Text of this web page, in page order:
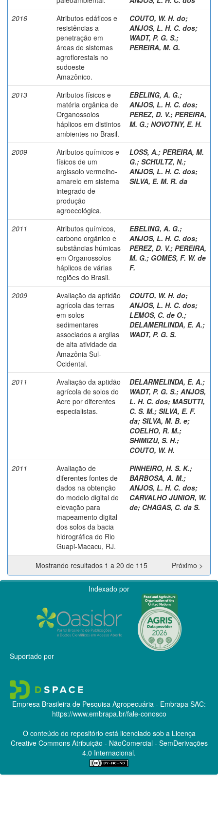
2016
Atributos edáficos e
resistências a
penetração em
áreas de sistemas
agroflorestais no
sudoeste
Amazônico.
COUTO, W. H. do;
ANJOS, L. H. C. dos;
WADT, P. G. S.;
PEREIRA, M. G.
2013
Atributos físicos e
matéria orgânica de
Organossolos
háplicos em distintos
ambientes no Brasil.
EBELING, A. G.;
ANJOS, L. H. C. dos;
PEREZ, D. V.; PEREIRA,
M. G.; NOVOTNY, E. H.
2009
Atributos químicos e
físicos de um
argissolo vermelho-
amarelo em sistema
integrado de
produção
agroecológica.
LOSS, A.; PEREIRA, M.
G.; SCHULTZ, N.;
ANJOS, L. H. C. dos;
SILVA, E. M. R. da
2011
Atributos químicos,
carbono orgânico e
substâncias húmicas
em Organossolos
háplicos de várias
regiões do Brasil.
EBELING, A. G.;
ANJOS, L. H. C. dos;
PEREZ, D. V.; PEREIRA,
M. G.; GOMES, F. W. de
F.
2009
Avaliação da aptidão
agrícola das terras
em solos
sedimentares
associados a argilas
de alta atividade da
Amazônia Sul-
Ocidental.
COUTO, W. H. do;
ANJOS, L. H. C. dos;
LEMOS, C. de O.;
DELAMERLINDA, E. A.;
WADT, P. G. S.
2011
Avaliação da aptidão
agrícola de solos do
Acre por diferentes
especialistas.
DELARMELINDA, E. A.;
WADT, P. G. S.; ANJOS,
L. H. C. dos; MASUTTI,
C. S. M.; SILVA, E. F.
da; SILVA, M. B. e;
COELHO, R. M.;
SHIMIZU, S. H.;
COUTO, W. H.
2011
Avaliação de
diferentes fontes de
dados na obtenção
do modelo digital de
elevação para
mapeamento digital
dos solos da bacia
hidrográfica do Rio
Guapi-Macacu, RJ.
PINHEIRO, H. S. K.;
BARBOSA, A. M.;
ANJOS, L. H. C. dos;
CARVALHO JUNIOR, W.
de; CHAGAS, C. da S.
Mostrando resultados 1 a 20 de 115 Próximo >
Indexado por
Suportado por
Empresa Brasileira de Pesquisa Agropecuária - Embrapa SAC:
https://www.embrapa.br/fale-conosco
O conteúdo do repositório está licenciado sob a Licença
Creative CommonsAtribuição - NãoComercial - SemDerivações
4.0 Internacional.